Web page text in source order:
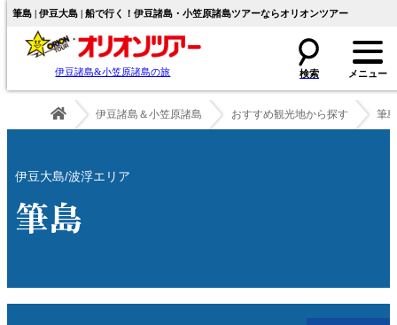
筆島 | 伊豆大島 | 船で行く！伊豆諸島・小笠原諸島ツアーならオリオンツアー
伊豆諸島&小笠原諸島の旅
伊豆諸島＆小笠原諸島 おすすめ観光地から探す 筆
伊豆大島/波浮エリア
筆島